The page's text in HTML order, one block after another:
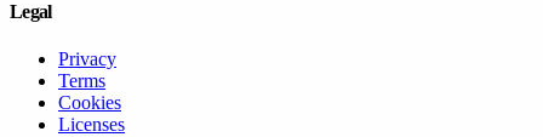
Legal
Privacy
Terms
Cookies
Licenses